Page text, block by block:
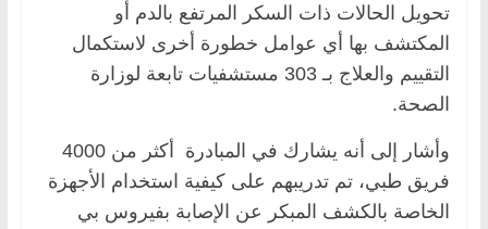
تحويل الحالات ذات السكر المرتفع بالدم أو
المكتشف بها أي عوامل خطورة أخرى لاستكمال
التقييم والعلاج بـ 303 مستشفيات تابعة لوزارة
الصحة.
وأشار إلى أنه يشارك في المبادرة أكثر من 4000
فريق طبي، تم تدريبهم على كيفية استخدام الأجهزة
الخاصة بالكشف المبكر عن الإصابة بفيروس بي